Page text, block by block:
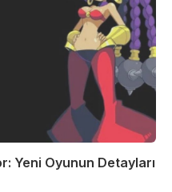
Yeni Oyunun Detayları